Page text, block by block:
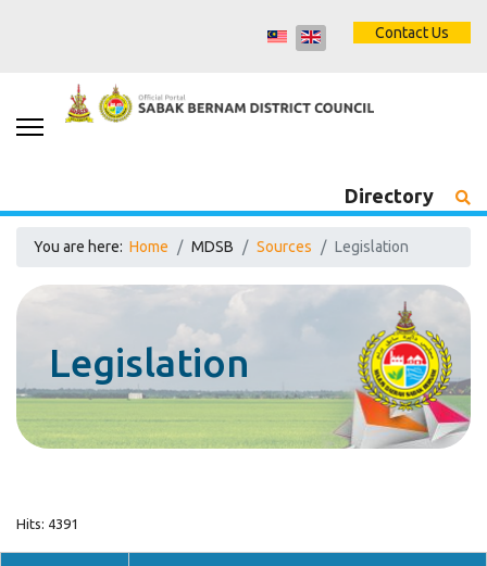
Contact Us
Directory
You are here: Home MDSB Sources Legislation
Legislation
Hits: 4391